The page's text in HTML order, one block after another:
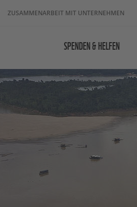
ZUSAMMENARBEIT MIT UNTERNEHMEN
SPENDEN & HELFEN